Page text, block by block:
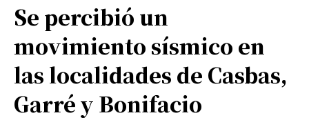
Se percibió un
movimiento sísmico en
las localidades de Casbas,
Garré y Bonifacio